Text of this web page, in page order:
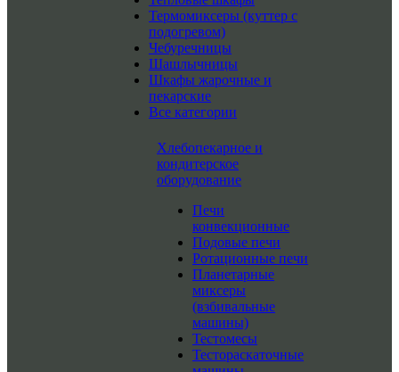
Термомиксеры (куттер с
подогревом)
Чебуречницы
Шашлычницы
Шкафы жарочные и
пекарские
Все категории
Хлебопекарное и
кондитерское
оборудование
Печи
конвекционные
Подовые печи
Ротационные печи
Планетарные
миксеры
(взбивальные
машины)
Тестомесы
Тестораскаточные